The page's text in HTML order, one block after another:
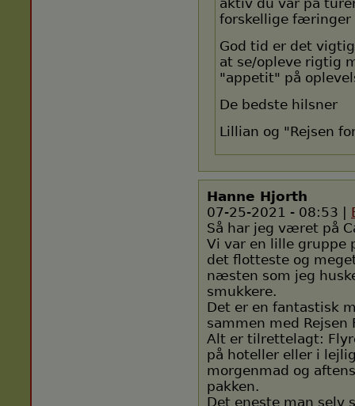
aktiv du var på
forskellige færinger
God tid er det
at se/opleve rigtig
"appetit" på
De bedste hilsner
Lillian og "Rejsen
Hanne Hjorth
07-25-2021 - 08:53 |
Så har jeg været på
Vi var en lille gruppe
det flotteste og
næsten som jeg
smukkere.
Det er en fantastisk
sammen med Rejsen
Alt er tilrettelagt:
på hoteller eller i
morgenmad og
pakken.
Det eneste man selv